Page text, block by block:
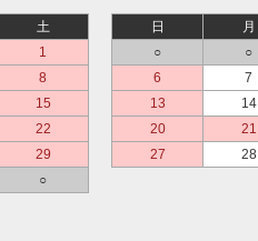
土
1
8
15
22
29
○
日 月
○
○
6
7
13
14
20
21
27
28